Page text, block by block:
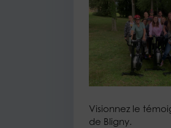
Visionnez le
de Bligny.